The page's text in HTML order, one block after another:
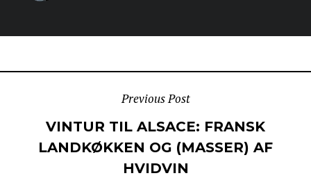
NAVIGATION
Previous Post
VINTUR TIL ALSACE: FRANSK
LANDKØKKEN OG (MASSER) AF
HVIDVIN